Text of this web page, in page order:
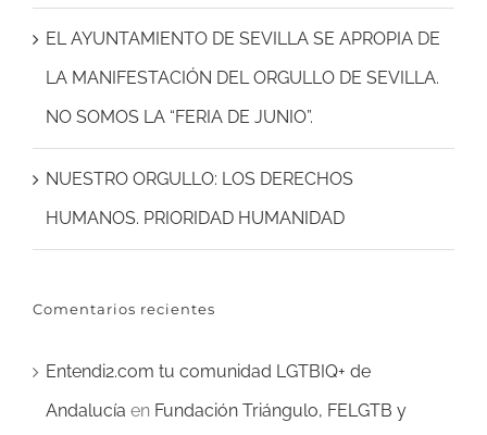
EL AYUNTAMIENTO DE SEVILLA SE APROPIA DE
LA MANIFESTACIÓN DEL ORGULLO DE SEVILLA.
NO SOMOS LA “FERIA DE JUNIO”.
NUESTRO ORGULLO: LOS DERECHOS
HUMANOS. PRIORIDAD HUMANIDAD
Comentarios recientes
Entendi2.com tu comunidad LGTBIQ+ de
Andalucía en Fundación Triángulo, FELGTB y